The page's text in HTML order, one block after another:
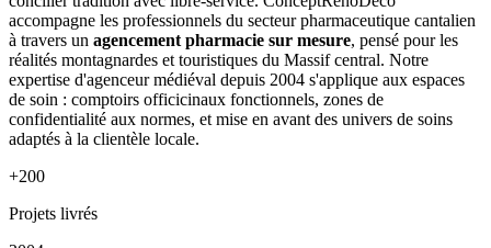
accompagne les professionnels du secteur pharmaceutique cantalien
à travers un agencement pharmacie sur mesure, pensé pour les
réalités montagnardes et touristiques du Massif central. Notre
expertise d'agenceur médiéval depuis 2004 s'applique aux espaces
de soin : comptoirs officicinaux fonctionnels, zones de
confidentialité aux normes, et mise en avant des univers de soins
adaptés à la clientèle locale.
+200
Projets livrés